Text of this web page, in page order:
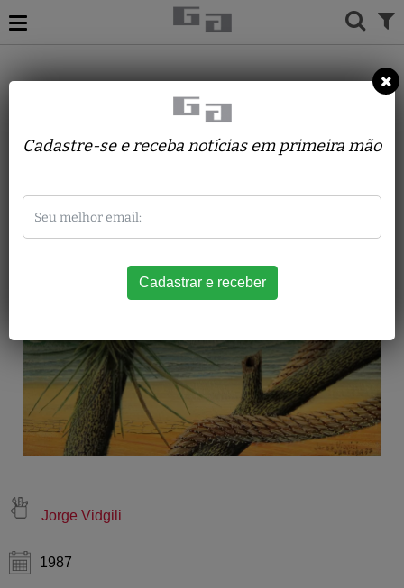
JORGE VIDGILI
Caules
Jorge Vidgili
1987
Cadastre-se e receba notícias em primeira mão